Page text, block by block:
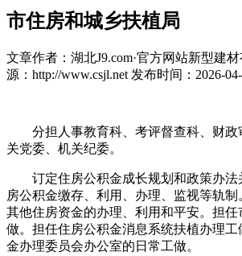
市住房和城乡扶植局
文章作者：湖北J9.com·官方网站新型建材
源：http://www.csjl.net 发布时间：2026-
分担人事教育科、考评督查科、财政
关党委、机关纪委。
订定住房公积金成长规划和政策办法
房公积金缴存、利用、办理、监视等轨
其他住房资金的办理、利用和平安。担
做。担任住房公积金消息系统扶植办理
金办理委员会办公室的日常工做。